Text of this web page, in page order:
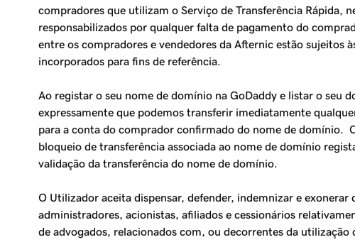
compradores que utilizam o Serviço de Transferência Rápida,
responsabilizados por qualquer falta de pagamento do
entre os compradores e vendedores da Afternic estão
incorporados para fins de referência.
Ao registar o seu nome de domínio na GoDaddy e listar o seu
expressamente que podemos transferir imediatamente
para a conta do comprador confirmado do nome de domínio.
bloqueio de transferência associada ao nome de domínio
validação da transferência do nome de domínio.
O Utilizador aceita dispensar, defender, indemnizar e
administradores, acionistas, afiliados e cessionários
de advogados, relacionados com, ou decorrentes da utilização